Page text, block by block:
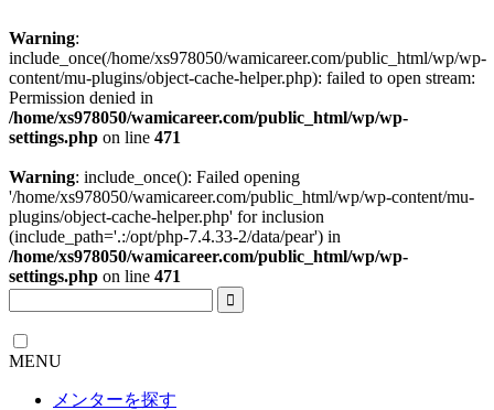
Warning:
include_once(/home/xs978050/wamicareer.com/public_html/wp/wp-
content/mu-plugins/object-cache-helper.php): failed to open stream:
Permission denied in
/home/xs978050/wamicareer.com/public_html/wp/wp-
settings.php on line 471
Warning: include_once(): Failed opening
'/home/xs978050/wamicareer.com/public_html/wp/wp-content/mu-
plugins/object-cache-helper.php' for inclusion
(include_path='.:/opt/php-7.4.33-2/data/pear') in
/home/xs978050/wamicareer.com/public_html/wp/wp-
settings.php on line 471
MENU
メンターを探す